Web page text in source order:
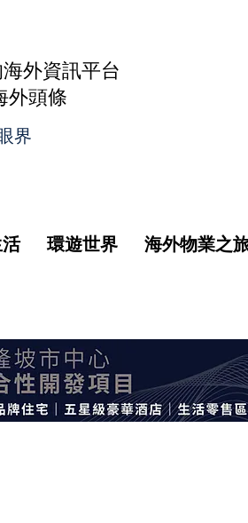
外資訊平台
外頭條
界
環遊世界 海外物業之